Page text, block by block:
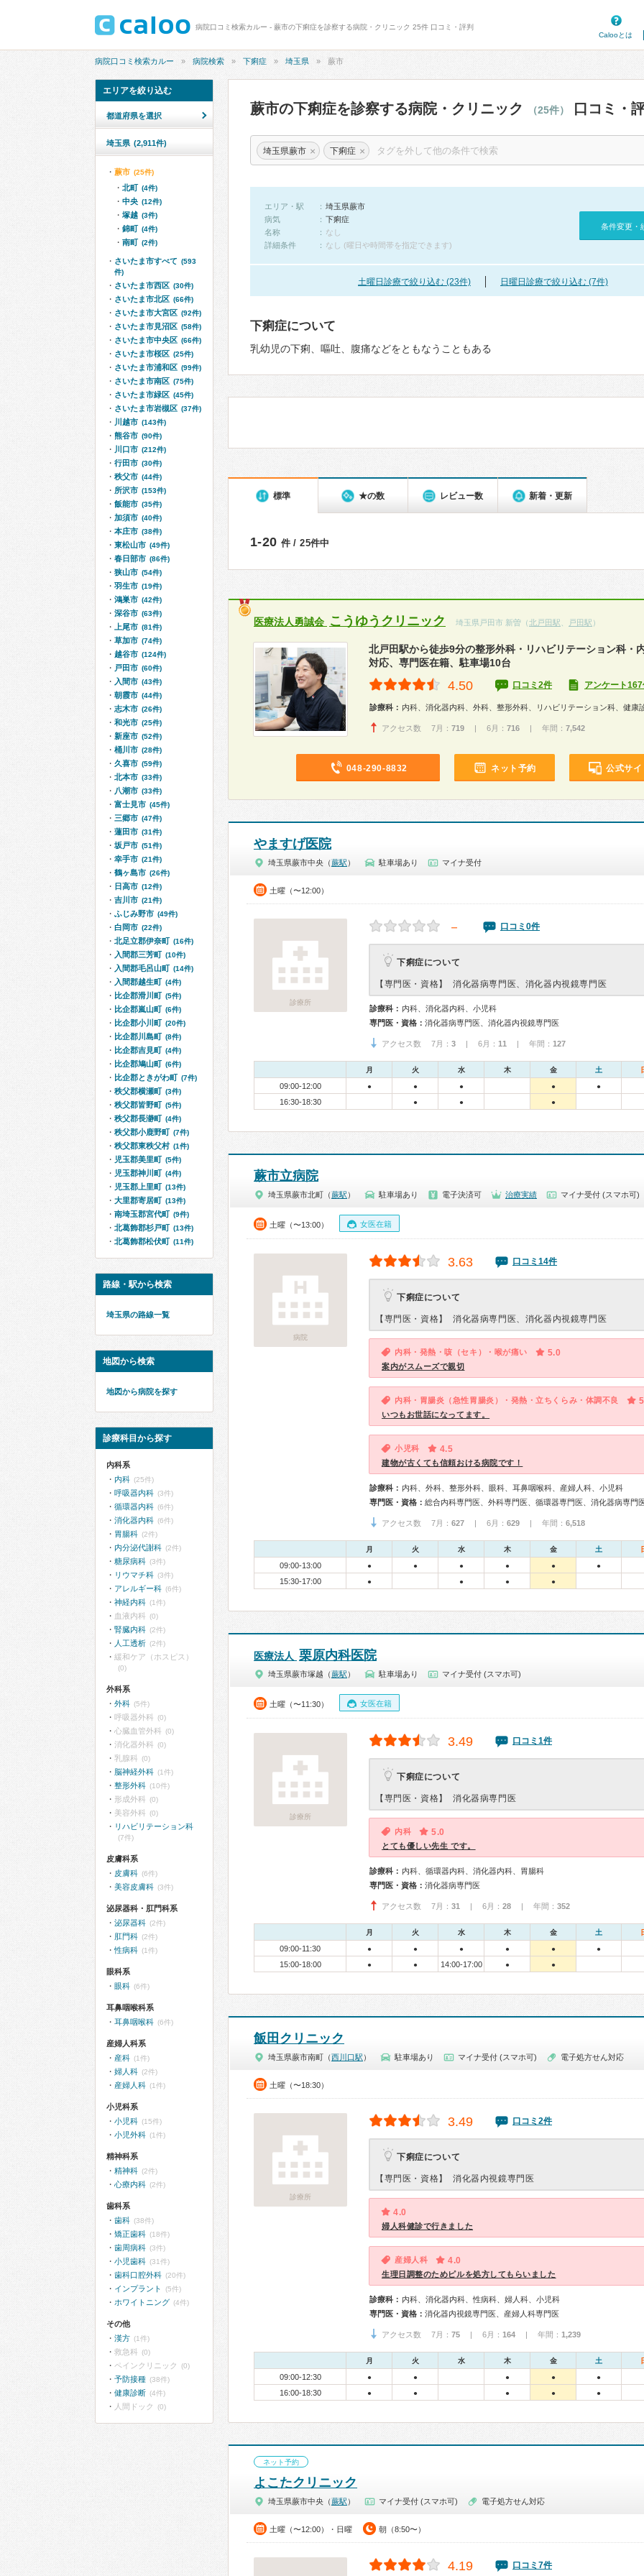
病院口コミ検索カルー - 蕨市の下痢症を診察する病院・クリニック 25件 口コミ・評判
Calooとは
病院口コミ検索カルー 病院検索 下痢症 埼玉県 蕨市
蕨市の下痢症を診察する病院・クリニック （25件） 口コミ・
埼玉県蕨市 × 下痢症 ×
エリア・駅
埼玉県蕨市
病気
下痢症
名称
なし
詳細条件
なし (曜日や時間帯を指定できます)
条件変更・
土曜日診療で絞り込む (23件) 日曜日診療で絞り込む (7件)
下痢症について
乳幼児の下痢、嘔吐、腹痛などをともなうこともある
標準 ★の数 レビュー数 新着・更新
1-20 件 / 25件中
医療法人勇誠会 こうゆうクリニック 埼玉県戸田市 新曽（北戸田駅 戸田駅 ）
北戸田駅から徒歩9分の整形外科・リハビリテーション科・
対応、専門医在籍、駐車場10台
4.50 口コミ2件 アンケート
診療科： 内科、消化器内科、外科、整形外科、リハビリテーション科、健康
アクセス数 7月： 719 | 6月： 716 | 年間： 7,542
048-290-8832 ネット予約 公式サイ
やますげ医院
埼玉県蕨市中央（蕨駅 ） 駐車場あり マイナ受付
土曜（〜12:00）
診療所
－ 口コミ0件
下痢症について
【専門医・資格】 消化器病専門医、消化器内視鏡専門医
診療科： 内科、消化器内科、小児科
専門医・資格： 消化器病専門医、消化器内視鏡専門医
アクセス数 7月： 3 | 6月： 11 | 年間： 127
月 火 水 木 金 土
09:00-12:00 ● ● ● ● ●
16:30-18:30 ● ● ●
蕨市立病院
埼玉県蕨市北町（蕨駅 ） 駐車場あり 電子決済可 治療実績 マイナ受付 (スマホ可)
土曜（〜13:00） 女医在籍
病院
3.63 口コミ14件
下痢症について
【専門医・資格】 消化器病専門医、消化器内視鏡専門医
内科・発熱・咳（セキ）・喉が痛い 5.0
案内がスムーズで親切
内科・胃腸炎（急性胃腸炎）・発熱・立ちくらみ・体調不良
いつもお世話になってます。
小児科 4.5
建物が古くても信頼おける病院です！
診療科： 内科、外科、整形外科、眼科、耳鼻咽喉科、産婦人科、小児科
専門医・資格：
アクセス数 7月： 627 | 6月： 629 | 年間： 6,518
月 火 水 木 金 土
09:00-13:00 ● ● ● ● ● ●
15:30-17:00 ● ● ● ●
医療法人 栗原内科医院
埼玉県蕨市塚越（蕨駅 ） 駐車場あり マイナ受付 (スマホ可)
土曜（〜11:30） 女医在籍
診療所
3.49 口コミ1件
下痢症について
【専門医・資格】 消化器病専門医
内科 5.0
とても優しい先生 です。
診療科： 内科、循環器内科、消化器内科、胃腸科
専門医・資格： 消化器病専門医
アクセス数 7月： 31 | 6月： 28 | 年間： 352
月 火 水 木 金 土
09:00-11:30 ● ● ● ● ● ●
15:00-18:00 ● ● 14:00-17:00 ● ●
飯田クリニック
埼玉県蕨市南町（西川口駅 ） 駐車場あり マイナ受付 (スマホ可) 電子処方せん対応
土曜（〜18:30）
診療所
3.49 口コミ2件
下痢症について
【専門医・資格】 消化器内視鏡専門医
4.0
婦人科健診で行きました
産婦人科 4.0
生理日調整のためピルを処方してもらいました
診療科： 内科、消化器内科、性病科、婦人科、小児科
専門医・資格： 消化器内視鏡専門医、産婦人科専門医
アクセス数 7月： 75 | 6月： 164 | 年間： 1,239
月 火 水 木 金 土
09:00-12:30 ● ● ● ● ●
16:00-18:30 ● ● ● ● ●
ネット予約
よこたクリニック
埼玉県蕨市中央（蕨駅 ） マイナ受付 (スマホ可) 電子処方せん対応
土曜（〜12:00）・日曜 朝（8:50〜）
4.19 口コミ7件
エリアを絞り込む
都道府県を選択
埼玉県 (2,911件)
蕨市 (25件)
北町 (4件)
中央 (12件)
塚越 (3件)
錦町 (4件)
南町 (2件)
さいたま市すべて (593
件)
さいたま市西区 (30件)
さいたま市北区 (66件)
さいたま市大宮区 (92件)
さいたま市見沼区 (58件)
さいたま市中央区 (66件)
さいたま市桜区 (25件)
さいたま市浦和区 (99件)
さいたま市南区 (75件)
さいたま市緑区 (45件)
さいたま市岩槻区 (37件)
川越市 (143件)
熊谷市 (90件)
川口市 (212件)
行田市 (30件)
秩父市 (44件)
所沢市 (153件)
飯能市 (35件)
加須市 (40件)
本庄市 (38件)
東松山市 (49件)
春日部市 (86件)
狭山市 (54件)
羽生市 (19件)
鴻巣市 (42件)
深谷市 (63件)
上尾市 (81件)
草加市 (74件)
越谷市 (124件)
戸田市 (60件)
入間市 (43件)
朝霞市 (44件)
志木市 (26件)
和光市 (25件)
新座市 (52件)
桶川市 (28件)
久喜市 (59件)
北本市 (33件)
八潮市 (33件)
富士見市 (45件)
三郷市 (47件)
蓮田市 (31件)
坂戸市 (51件)
幸手市 (21件)
鶴ヶ島市 (26件)
日高市 (12件)
吉川市 (21件)
ふじみ野市 (49件)
白岡市 (22件)
北足立郡伊奈町 (16件)
入間郡三芳町 (10件)
入間郡毛呂山町 (14件)
入間郡越生町 (4件)
比企郡滑川町 (5件)
比企郡嵐山町 (6件)
比企郡小川町 (20件)
比企郡川島町 (8件)
比企郡吉見町 (4件)
比企郡鳩山町 (6件)
比企郡ときがわ町 (7件)
秩父郡横瀬町 (3件)
秩父郡皆野町 (5件)
秩父郡長瀞町 (4件)
秩父郡小鹿野町 (7件)
秩父郡東秩父村 (1件)
児玉郡美里町 (5件)
児玉郡神川町 (4件)
児玉郡上里町 (13件)
大里郡寄居町 (13件)
南埼玉郡宮代町 (9件)
北葛飾郡杉戸町 (13件)
北葛飾郡松伏町 (11件)
路線・駅から検索
埼玉県の路線一覧
地図から検索
地図から病院を探す
診療科目から探す
内科系
内科 (25件)
呼吸器内科 (3件)
循環器内科 (6件)
消化器内科 (6件)
胃腸科 (2件)
内分泌代謝科 (2件)
糖尿病科 (3件)
リウマチ科 (3件)
アレルギー科 (6件)
神経内科 (1件)
血液内科 (0)
腎臓内科 (2件)
人工透析 (2件)
緩和ケア（ホスピス）
(0)
外科系
外科 (5件)
呼吸器外科 (0)
心臓血管外科 (0)
消化器外科 (0)
乳腺科 (0)
脳神経外科 (1件)
整形外科 (10件)
形成外科 (0)
美容外科 (0)
リハビリテーション科
(7件)
皮膚科系
皮膚科 (6件)
美容皮膚科 (3件)
泌尿器科・肛門科系
泌尿器科 (2件)
肛門科 (2件)
性病科 (1件)
眼科系
眼科 (6件)
耳鼻咽喉科系
耳鼻咽喉科 (6件)
産婦人科系
産科 (1件)
婦人科 (2件)
産婦人科 (1件)
小児科系
小児科 (15件)
小児外科 (1件)
精神科系
精神科 (2件)
心療内科 (2件)
歯科系
歯科 (38件)
矯正歯科 (18件)
歯周病科 (3件)
小児歯科 (31件)
歯科口腔外科 (20件)
インプラント (5件)
ホワイトニング (4件)
その他
漢方 (1件)
救急科 (0)
ペインクリニック (0)
予防接種 (38件)
健康診断 (4件)
人間ドック (0)